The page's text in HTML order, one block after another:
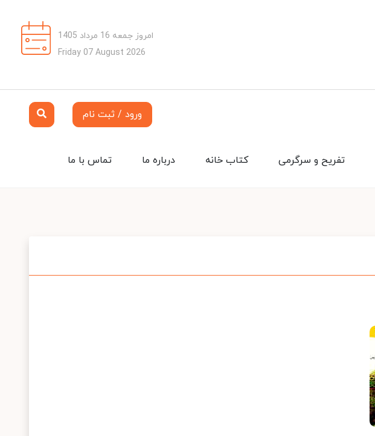
امروز جمعه 16 مرداد 1405
Friday 07 August 2026
ورود / ثبت نام
تماس با ما درباره ما کتاب خانه تفریح و سرگرمی